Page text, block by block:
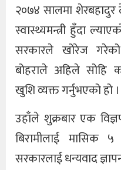
२०७४ सालमा
स्वास्थ्यमन्त्री हुँदा
सरकारले खोरेज गरेको
बोहराले अहिले सोहि
खुशि व्यक्त गर्नुभएको हो ।
उहाँले शुक्रबार एक
बिरामीलाई मासिक ५
सरकारलाई धन्यवाद